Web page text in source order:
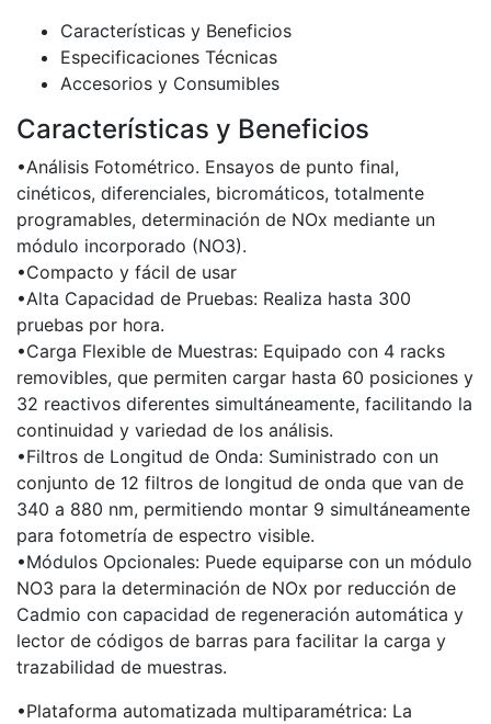
Características y Beneficios
Especificaciones Técnicas
Accesorios y Consumibles
Características y Beneficios
•Análisis Fotométrico. Ensayos de punto final,
cinéticos, diferenciales, bicromáticos, totalmente
programables, determinación de NOx mediante un
módulo incorporado (NO3).
•Compacto y fácil de usar
•Alta Capacidad de Pruebas: Realiza hasta 300
pruebas por hora.
•Carga Flexible de Muestras: Equipado con 4 racks
removibles, que permiten cargar hasta 60 posiciones y
32 reactivos diferentes simultáneamente, facilitando la
continuidad y variedad de los análisis.
•Filtros de Longitud de Onda: Suministrado con un
conjunto de 12 filtros de longitud de onda que van de
340 a 880 nm, permitiendo montar 9 simultáneamente
para fotometría de espectro visible.
•Módulos Opcionales: Puede equiparse con un módulo
NO3 para la determinación de NOx por reducción de
Cadmio con capacidad de regeneración automática y
lector de códigos de barras para facilitar la carga y
trazabilidad de muestras.
•Plataforma automatizada multiparamétrica: La